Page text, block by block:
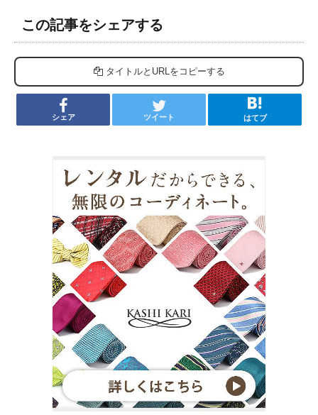
この記事をシェアする
タイトルとURLをコピーする
シェア ツイート はてブ